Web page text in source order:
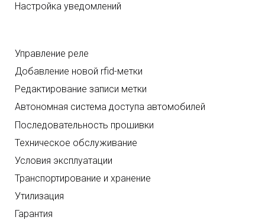
Настройка уведомлений
Управление реле
Добавление новой rfid-метки
Редактирование записи метки
Автономная система доступа автомобилей
Последовательность прошивки
Техническое обслуживание
Условия эксплуатации
Транспортирование и хранение
Утилизация
Гарантия